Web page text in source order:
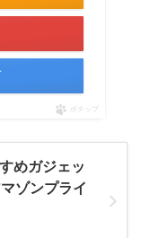
ポチップ
めガジェッ
ゾンプライ